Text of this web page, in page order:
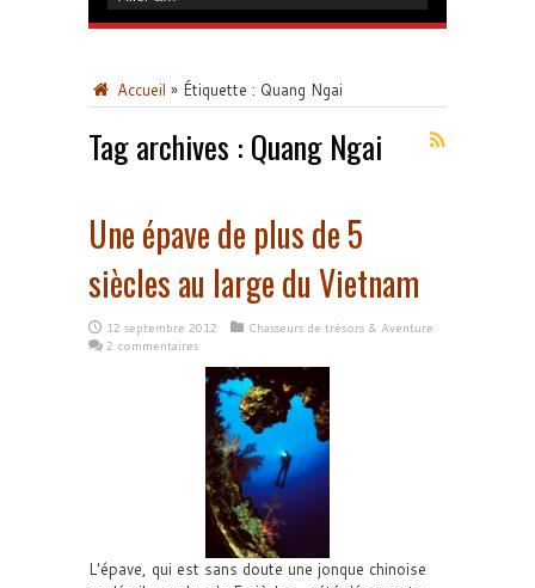
Accueil » Étiquette : Quang Ngai
Tag archives : Quang Ngai
Une épave de plus de 5
siècles au large du Vietnam
12 septembre 2012
Chasseurs de trésors & Aventure
2 commentaires
L'épave, qui est sans doute une jonque chinoise